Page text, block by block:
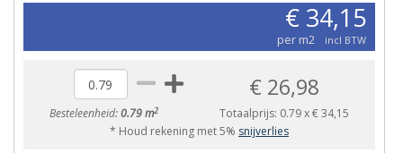
€ 34,15
per m2 incl BTW
Besteleenheid:0.79 m2
€ 26,98
Totaalprijs: 0.79x€ 34,15
* Houd rekening met 5% snijverlies